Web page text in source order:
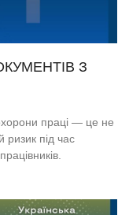
З
праці — це не
ризик під час